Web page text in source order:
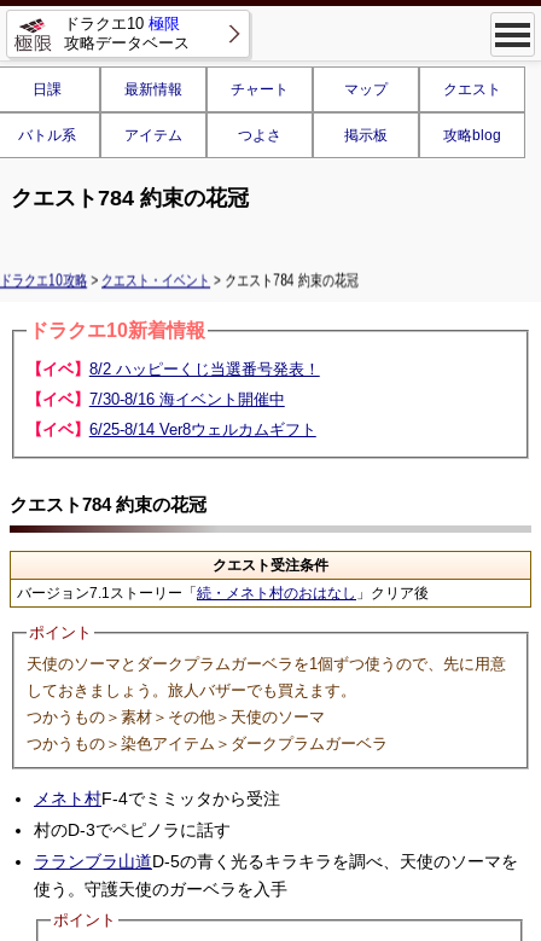
ドラクエ10 極限
攻略データベース
日課 最新情報 チャート マップ クエスト
バトル系 アイテム つよさ 掲示板 攻略blog
クエスト784 約束の花冠
ドラクエ10攻略 > クエスト・イベント > クエスト784 約束の花冠
ドラクエ10新着情報
【イベ】 8/2 ハッピーくじ当選番号発表！
【イベ】 7/30-8/16 海イベント開催中
【イベ】 6/25-8/14 Ver8ウェルカムギフト
クエスト784 約束の花冠
クエスト受注条件
バージョン7.1ストーリー「続・メネト村のおはなし 」クリア後
ポイント
天使のソーマとダークプラムガーベラを1個ずつ使うので、先に用意
しておきましょう。旅人バザーでも買えます。
つかうもの＞素材＞その他＞天使のソーマ
つかうもの＞染色アイテム＞ダークプラムガーベラ
メネト村F-4でミミッタから受注
村のD-3でペピノラに話す
ラランブラ山道D-5の青く光るキラキラを調べ、天使のソーマを
使う。守護天使のガーベラを入手
ポイント